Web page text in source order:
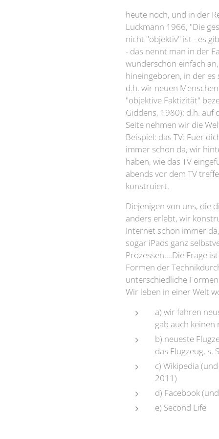
heute noch, und in der
Luckmann 1966, "Die
nicht "objektiv" ist - es
- das nennt man in der
wunderschön einfach
hineingeboren, in der
d.h. wir neuen
"objektive Faktizität"
Giddens, 1980): d.h. auf
Seite nehmen wir die
Beispiel: das TV: Fuer
immer schon da, wir
haben, wie das TV
abends vor dem TV
konstruiert.
Diejenigen von uns, die
anders erlebt, wir
Internet schon immer
sogar iPads ganz
Prozessen....Die Frage
Formen der
unterschiedliche
Wir leben in einer Welt
a) wir fahren
gab auch
b) neueste
das Flugzeug, s.
c) Wikipedia
2011)
d) Facebook
e) Second Life